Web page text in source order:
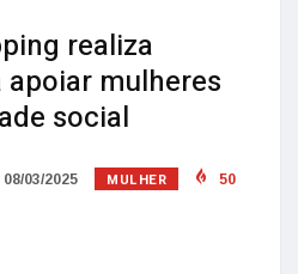
realiza
mulheres
social
08/03/2025 MULHER 50